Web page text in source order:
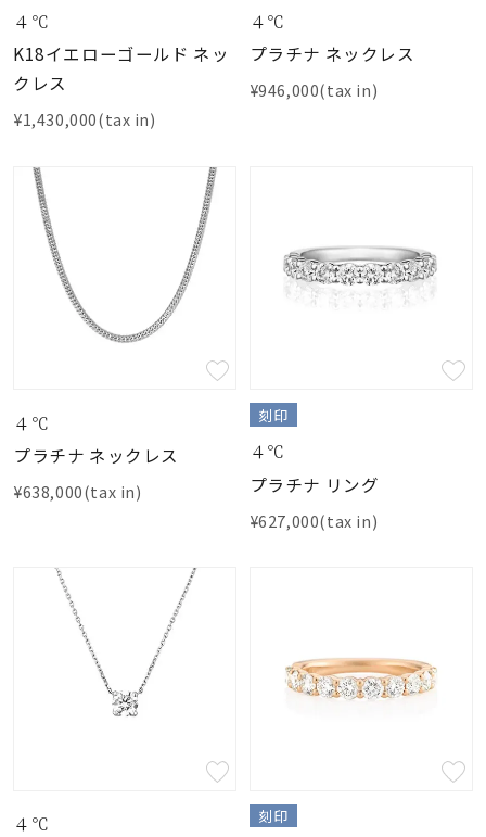
４℃
K18イエローゴールド ネッ
クレス
¥1,430,000(tax in)
４℃
プラチナ ネックレス
¥946,000(tax in)
４℃
プラチナ ネックレス
¥638,000(tax in)
刻印
４℃
プラチナ リング
¥627,000(tax in)
４℃ 刻印